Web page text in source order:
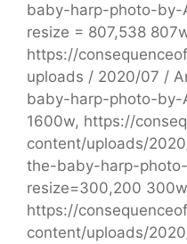
baby-harp-photo-by-
resize = 807,538
https://
uploads / 2020/07 /
baby-harp-photo-by-
1600w, https://
content/uploads/
the-baby-harp-
resize=300,200
https://
content/uploads/